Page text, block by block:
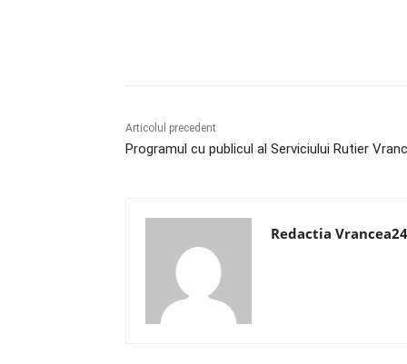
Articolul precedent
Programul cu publicul al Serviciului Rutier
Redactia Vrancea24